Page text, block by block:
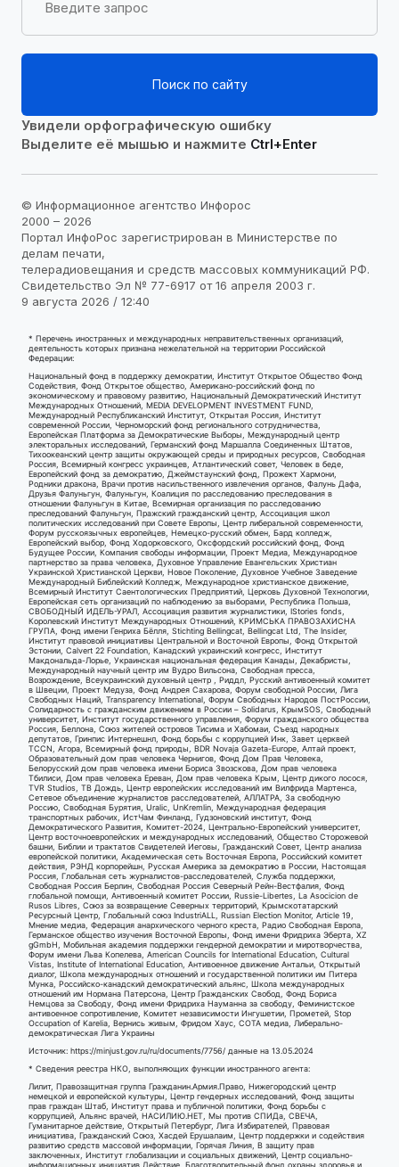
Поиск по сайту
Увидели орфографическую ошибку
Выделите её мышью и нажмите Ctrl+Enter
© Информационное агентство Инфорос
2000 – 2026
Портал ИнфоРос зарегистрирован в Министерстве по
делам печати,
телерадиовещания и средств массовых коммуникаций РФ.
Свидетельство Эл № 77-6917 от 16 апреля 2003 г.
9 августа 2026 / 12:40